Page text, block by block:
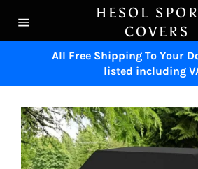
navigation
HESOL
COVERS
All Free Shipping To Your
listed including